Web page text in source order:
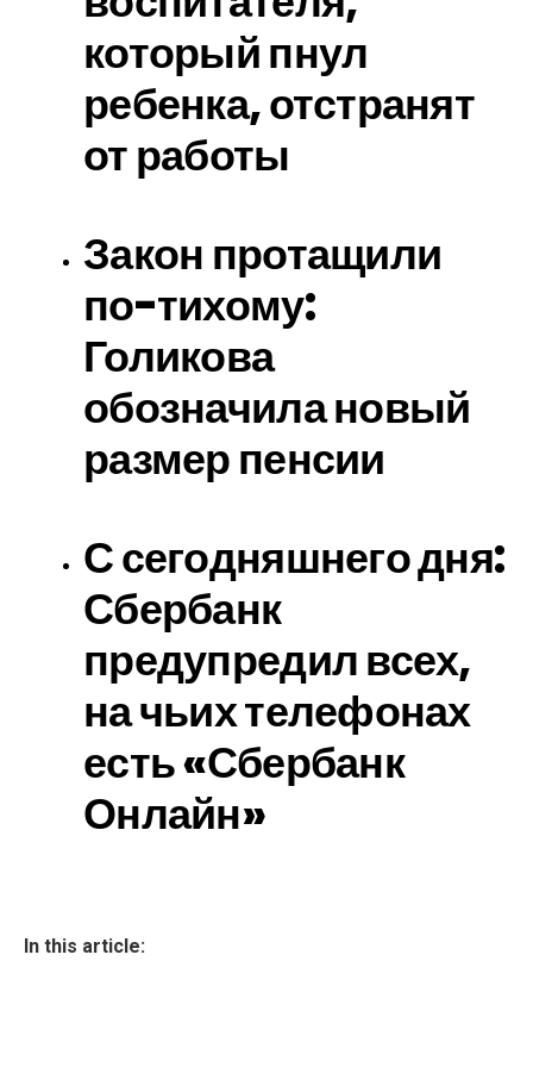
который пнул
ребенка, отстранят
от работы
Закон протащили
по-тихому:
Голикова
обозначила новый
размер пенсии
С сегодняшнего дня:
Сбербанк
предупредил всех,
на чьих телефонах
есть «Сбербанк
Онлайн»
In this article: